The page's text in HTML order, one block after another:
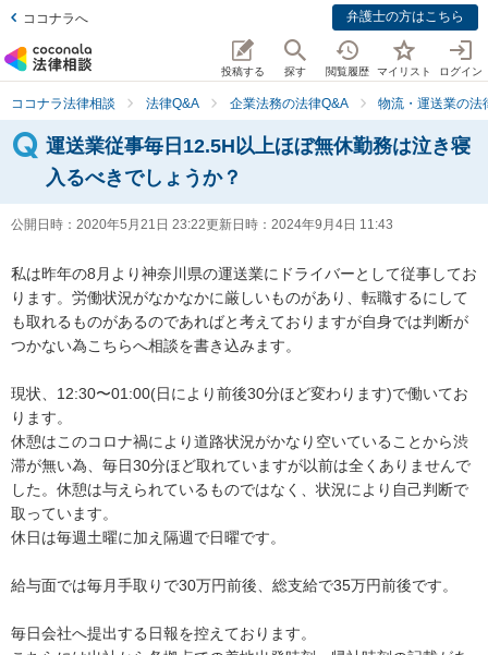
ココナラへ 弁護士の方はこちら
投稿する 探す 閲覧履歴 マイリスト ログイン
ココナラ法律相談 法律Q&A 企業法務の法律Q&A 物流・運送業の法
運送業従事毎日12.5H以上ほぼ無休勤務は泣き寝
入るべきでしょうか？
公開日時： 2020年5月21日 23:22更新日時： 2024年9月4日 11:43
私は昨年の8月より神奈川県の運送業にドライバーとして従事してお
ります。労働状況がなかなかに厳しいものがあり、転職するにして
も取れるものがあるのであればと考えておりますが自身では判断が
つかない為こちらへ相談を書き込みます。
現状、12:30〜01:00(日により前後30分ほど変わります)で働いてお
ります。
休憩はこのコロナ禍により道路状況がかなり空いていることから渋
滞が無い為、毎日30分ほど取れていますが以前は全くありませんで
した。休憩は与えられているものではなく、状況により自己判断で
取っています。
休日は毎週土曜に加え隔週で日曜です。
給与面では毎月手取りで30万円前後、総支給で35万円前後です。
毎日会社へ提出する日報を控えております。